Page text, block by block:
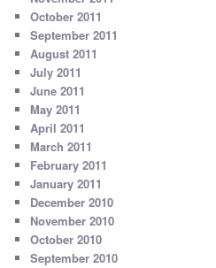
October 2011
September 2011
August 2011
July 2011
June 2011
May 2011
April 2011
March 2011
February 2011
January 2011
December 2010
November 2010
October 2010
September 2010